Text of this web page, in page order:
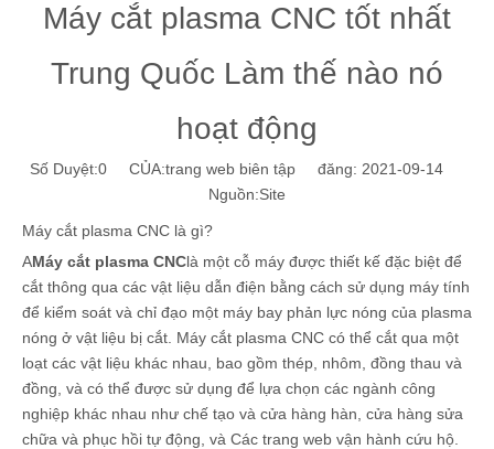
Máy cắt plasma CNC tốt nhất
Trung Quốc Làm thế nào nó
hoạt động
Số Duyệt:0CỦA:trang web biên tập đăng: 2021-09-14
Nguồn:Site
Máy cắt plasma CNC là gì?
AMáy cắt plasma CNClà một cỗ máy được thiết kế đặc biệt để
cắt thông qua các vật liệu dẫn điện bằng cách sử dụng máy tính
để kiểm soát và chỉ đạo một máy bay phản lực nóng của plasma
nóng ở vật liệu bị cắt. Máy cắt plasma CNC có thể cắt qua một
loạt các vật liệu khác nhau, bao gồm thép, nhôm, đồng thau và
đồng, và có thể được sử dụng để lựa chọn các ngành công
nghiệp khác nhau như chế tạo và cửa hàng hàn, cửa hàng sửa
chữa và phục hồi tự động, và Các trang web vận hành cứu hộ.